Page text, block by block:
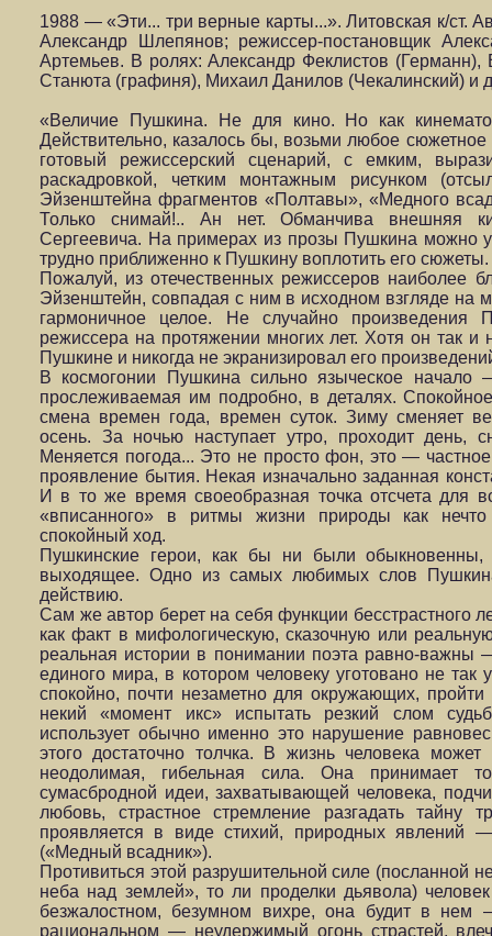
1988 — «Эти... три верные карты...». Литовская к/ст.
Александр Шлепянов; режиссер-постановщик
Артемьев. В ролях: Александр Феклистов
Станюта (графиня), Михаил Данилов (Чекалинский) и
«Величие Пушкина. Не для кино. Но как
Действительно, казалось бы, возьми любое
готовый режиссерский сценарий, с емким,
раскадровкой, четким монтажным рисунком
Эйзенштейна фрагментов «Полтавы», «Медного
Только снимай!.. Ан нет. Обманчива внешняя
Сергеевича. На примерах из прозы Пушкина можно
трудно приближенно к Пушкину воплотить его
Пожалуй, из отечественных режиссеров наиболее
Эйзенштейн, совпадая с ним в исходном взгляде на
гармоничное целое. Не случайно произведения
режиссера на протяжении многих лет. Хотя он так
Пушкине и никогда не экранизировал его
В космогонии Пушкина сильно языческое
прослеживаемая им подробно, в деталях.
смена времен года, времен суток. Зиму сменяет
осень. За ночью наступает утро, проходит день,
Меняется погода... Это не просто фон, это —
проявление бытия. Некая изначально заданная
И в то же время своеобразная точка отсчета для
«вписанного» в ритмы жизни природы как
спокойный ход.
Пушкинские герои, как бы ни были
выходящее. Одно из самых любимых слов
действию.
Сам же автор берет на себя функции бесстрастного
как факт в мифологическую, сказочную или
реальная истории в понимании поэта равно-
единого мира, в котором человеку уготовано не
спокойно, почти незаметно для окружающих,
некий «момент икс» испытать резкий слом
использует обычно именно это нарушение
этого достаточно толчка. В жизнь человека
неодолимая, гибельная сила. Она принимает
сумасбродной идеи, захватывающей человека,
любовь, страстное стремление разгадать
проявляется в виде стихий, природных явлений
(«Медный всадник»).
Противиться этой разрушительной силе (посланной
неба над землей», то ли проделки дьявола)
безжалостном, безумном вихре, она будит в
рациональном — неудержимый огонь страстей,